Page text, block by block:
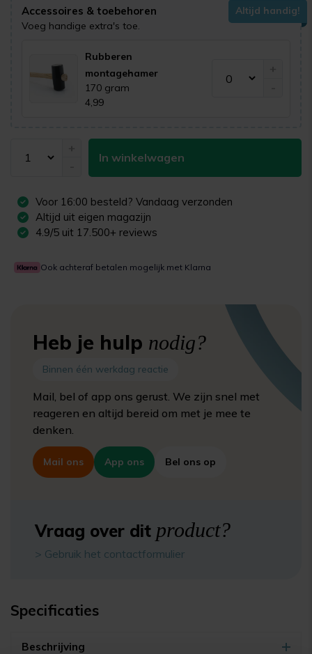
Altijd handig!
Accessoires & toebehoren
Voeg handige extra's toe.
Rubberen
montagehamer
170 gram
4,99
In winkelwagen
Voor 16:00 besteld? Vandaag verzonden
Altijd uit eigen magazijn
4.9/5 uit 17.500+ reviews
Ook achteraf betalen mogelijk met Klarna
Heb je hulp nodig?
Binnen één werkdag reactie
Mail, bel of app ons gerust. We zijn snel met
reageren en altijd bereid om met je mee te
denken.
Mail ons App ons Bel ons op
Vraag over dit product?
> Gebruik het contactformulier
Specificaties
Beschrijving